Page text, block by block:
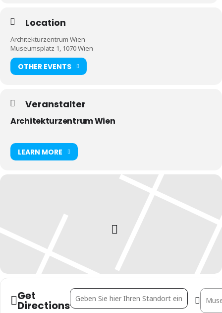
Location
Architekturzentrum Wien
Museumsplatz 1, 1070 Wien
OTHER EVENTS
Veranstalter
Architekturzentrum Wien
LEARN MORE
Get
Directions
Address - Reichtum statt Kapital. Anupama